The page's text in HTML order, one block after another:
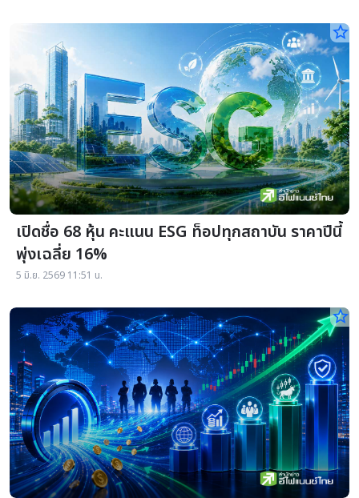
star_border
เปิดชื่อ 68 หุ้น คะแนน ESG ท็อปทุกสถาบัน ราคาปีนี้
พุ่งเฉลี่ย 16%
5 มิ.ย. 2569 11:51 น.
star_border